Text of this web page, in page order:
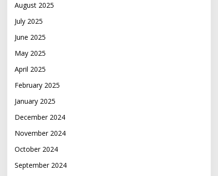
August 2025
July 2025
June 2025
May 2025
April 2025
February 2025
January 2025
December 2024
November 2024
October 2024
September 2024